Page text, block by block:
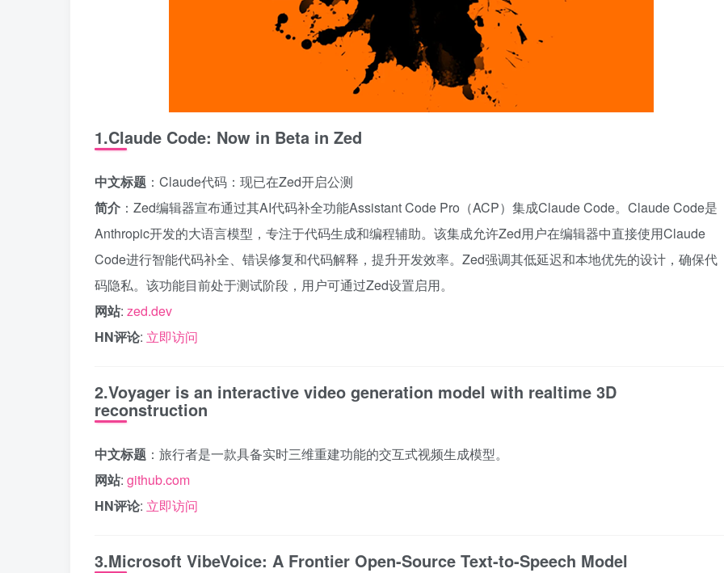
1.Claude Code: Now in Beta in Zed
中文标题 ：Claude代码：现已在Zed开启公测
简介 ：Zed编辑器宣布通过其AI代码补全功能Assistant Code Pro（ACP）集成Claude Code。Claude Code是
Anthropic开发的大语言模型，专注于代码生成和编程辅助。该集成允许Zed用户在编辑器中直接使用Claude
Code进行智能代码补全、错误修复和代码解释，提升开发效率。Zed强调其低延迟和本地优先的设计，确保代
码隐私。该功能目前处于测试阶段，用户可通过Zed设置启用。
网站: zed.dev
HN评论: 立即访问
2.Voyager is an interactive video generation model with realtime 3D
reconstruction
中文标题 ：旅行者是一款具备实时三维重建功能的交互式视频生成模型。
网站: github.com
HN评论: 立即访问
3.Microsoft VibeVoice: A Frontier Open-Source Text-to-Speech Model